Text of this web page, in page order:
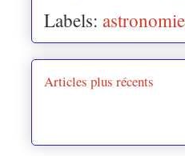
Labels: astronomie
Articles plus récents